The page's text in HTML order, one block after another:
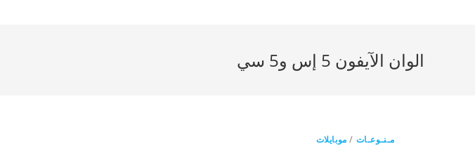
الوان الآيفون 5 إس و5 سي
مـنـوعـات / موبايلات